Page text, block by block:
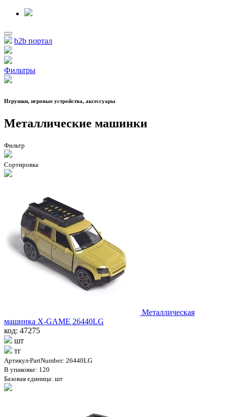
b2b портал
Фильтры
Игрушки, игровые устройства, аксессуары
Металлические машинки
Фильтр
Сортировка
Металлическая
машинка X-GAME 26440LG
код: 47275
шт
тг
Артикул-PartNumber: 26440LG
В упаковке: 120
Базовая единица: шт